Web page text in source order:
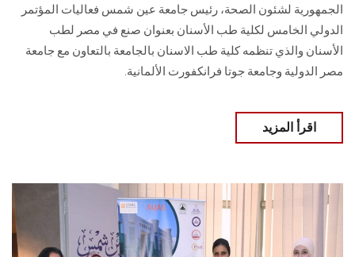
الجمهورية لشئون الصحة، رئيس جامعة عين شمس فعاليات المؤتمر
الدولي الخامس لكلية طب الأسنان بعنوان صنع في مصر لطب
الأسنان والذي تنظمه كلية طب الاسنان بالجامعة بالتعاون مع جامعة
مصر الدولية وجامعة جوتا فرانكفورت الألمانية.
اقرأ المزيد